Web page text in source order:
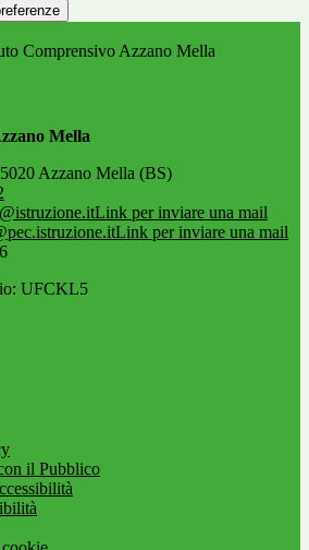
Comprensivo Azzano Mella
Mella
Azzano Mella (BS)
Link per inviare una mail
Link per inviare una mail
UFCKL5
il Pubblico